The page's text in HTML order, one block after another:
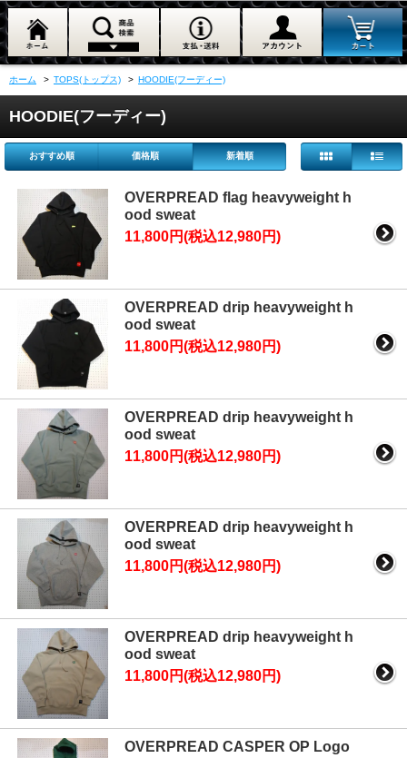
ホーム > TOPS(トップス) > HOODIE(フーディー)
HOODIE(フーディー)
おすすめ順 価格順 新着順
OVERPREAD flag heavyweight h
ood sweat
11,800円(税込12,980円)
OVERPREAD drip heavyweight h
ood sweat
11,800円(税込12,980円)
OVERPREAD drip heavyweight h
ood sweat
11,800円(税込12,980円)
OVERPREAD drip heavyweight h
ood sweat
11,800円(税込12,980円)
OVERPREAD drip heavyweight h
ood sweat
11,800円(税込12,980円)
OVERPREAD CASPER OP Logo